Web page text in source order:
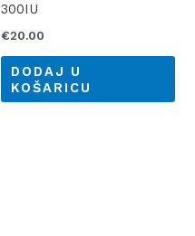
300IU
€20.00
DODAJ U
KOŠARICU